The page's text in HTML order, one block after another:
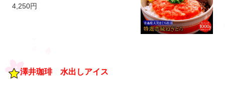
トロ 冷凍 鉄火丼 海鮮 お試し 【注
4,250円
澤井珈琲 水出しアイス